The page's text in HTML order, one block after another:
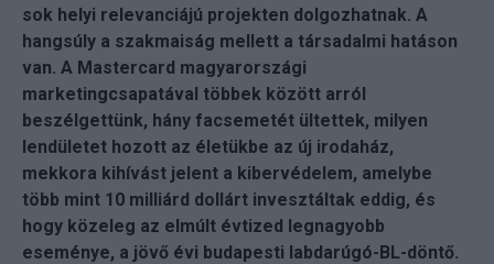
sok helyi relevanciájú projekten dolgozhatnak. A
hangsúly a szakmaiság mellett a társadalmi hatáson
van. A Mastercard magyarországi
marketingcsapatával többek között arról
beszélgettünk, hány facsemetét ültettek, milyen
lendületet hozott az életükbe az új irodaház,
mekkora kihívást jelent a kibervédelem, amelybe
több mint 10 milliárd dollárt invesztáltak eddig, és
hogy közeleg az elmúlt évtized legnagyobb
eseménye, a jövő évi budapesti labdarúgó-BL-döntő.